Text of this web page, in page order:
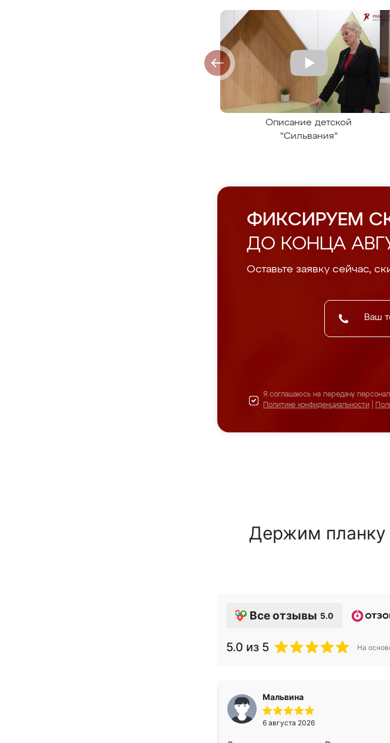
Описание детской
"Сильвания"
ФИКСИРУЕМ
ДО КОНЦА
Оставьте заявку сейчас,
Я соглашаюсь на передачу
Политике конфиденциальности
Держим планку
Все отзывы 5.0
5.0 из 5 На
Мальвина
6 августа 2026